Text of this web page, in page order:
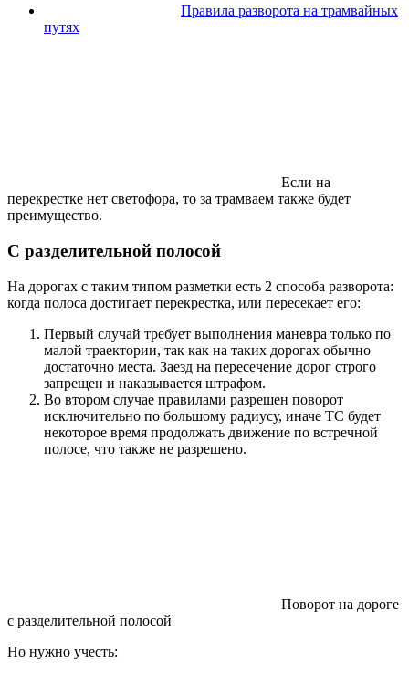
Правила разворота на трамвайных
путях
Если на
перекрестке нет светофора, то за трамваем также будет
преимущество.
С разделительной полосой
На дорогах с таким типом разметки есть 2 способа разворота:
когда полоса достигает перекрестка, или пересекает его:
Первый случай требует выполнения маневра только по
малой траектории, так как на таких дорогах обычно
достаточно места. Заезд на пересечение дорог строго
запрещен и наказывается штрафом.
Во втором случае правилами разрешен поворот
исключительно по большому радиусу, иначе ТС будет
некоторое время продолжать движение по встречной
полосе, что также не разрешено.
Поворот на дороге
с разделительной полосой
Но нужно учесть: